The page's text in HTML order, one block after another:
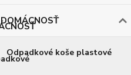
DOMÁCNOSŤ
Odpadkové koše plastové